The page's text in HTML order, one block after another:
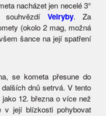
nacházet jen necelé 3°
Velryby. Za
(okolo 2 mag, možná
šance na její spatření
se kometa přesune do
dnů setrvá. V tento
12. března o více než
její blízkosti pohybovat